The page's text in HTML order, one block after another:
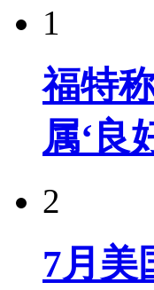
1
福特
属‘良
2
7月美